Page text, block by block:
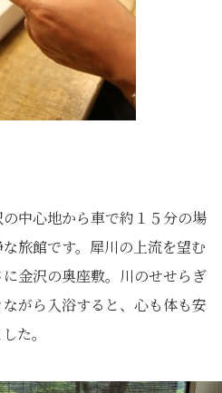
中心地から車で約１５分の場
旅館です。犀川の上流を望む
金沢の奥座敷。川のせせらぎ
がら入浴すると、心も体も安
た。